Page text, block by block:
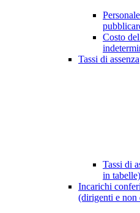
Costo
Tassi di assenza
Tassi di
in tabelle)
Incarichi
(dirigenti e non